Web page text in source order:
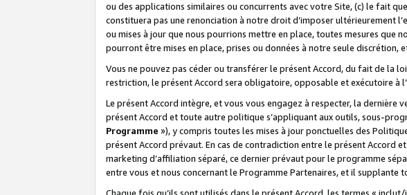
ou des applications similaires ou concurrents avec votre Site, (c) le fait
constituera pas une renonciation à notre droit d’imposer ultérieurement
ou mises à jour que nous pourrions mettre en place, toutes mesures
pourront être mises en place, prises ou données à notre seule
Vous ne pouvez pas céder ou transférer le présent Accord, du fait de la
restriction, le présent Accord sera obligatoire, opposable et exécutoire à
Le présent Accord intègre, et vous vous engagez à respecter, la dernière
présent Accord et toute autre politique s’appliquant aux outils, sous-
Programme »), y compris toutes les mises à jour ponctuelles des
présent Accord prévaut. En cas de contradiction entre le présent Accord
marketing d’affiliation séparé, ce dernier prévaut pour le programme
entre vous et nous concernant le Programme Partenaires, et il supplante